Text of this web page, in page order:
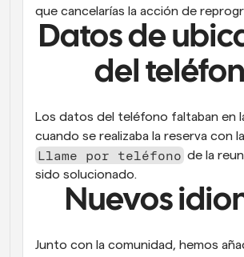
que cancelarías la acción de
Datos de
del
Los datos del teléfono faltaban en
Llame por teléfono de la
sido solucionado.
Nuevos
Junto con la comunidad, hemos